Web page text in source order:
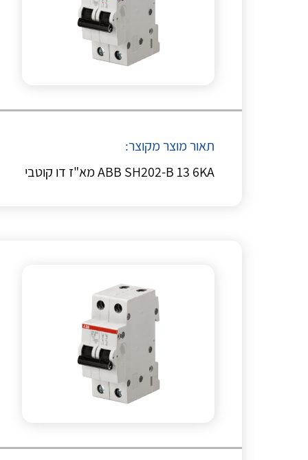
תאור מוצר מקוצר:
ABB SH202-B 13 6KA מא"ז דו קוטבי